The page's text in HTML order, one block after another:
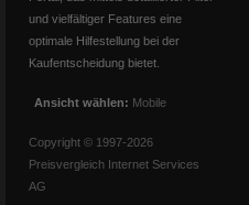
und vielfältiger Features eine
optimale Hilfestellung bei der
Kaufentscheidung bietet.
Ansicht wählen: Mobile
Copyright © 1997-2026
Preisvergleich Internet Services
AG